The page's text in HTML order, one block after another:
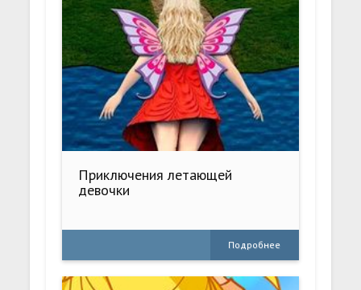
Приключения летающей
девочки
Подробнее